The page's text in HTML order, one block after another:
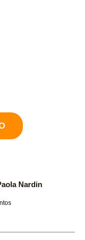
Nardin